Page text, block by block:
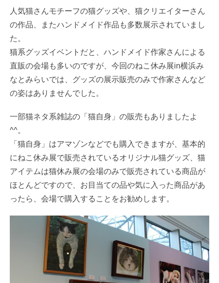
人気猫さんモチーフの猫グッズや、猫クリエイターさん
の作品、またハンドメイド作品も多数展示されていまし
た。
猫系グッズイベントだと、ハンドメイド作家さんによる
直販の会場も多いのですが、今回のねこ休み展in横浜み
なとみらいでは、グッズの展示販売のみで作家さんなど
の姿はありませんでした。
一部猫ネタ系雑誌の「猫自身」の販売もありましたよ
^^。
「猫自身」はアマゾンなどでも購入できますが、基本的
にねこ休み展で販売されているオリジナル猫グッズ、猫
アイテムは猫休み展の会場のみで販売されている商品が
ほとんどですので、お目当ての品や気に入った商品があ
ったら、会場で購入することをお勧めします。